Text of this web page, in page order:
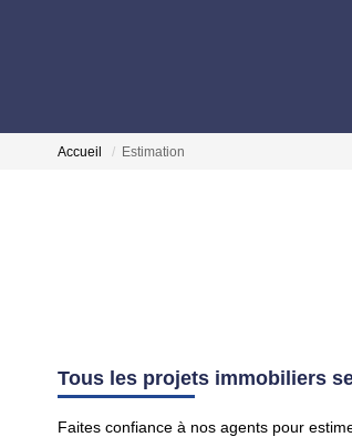
Accueil Estimation
Tous les projets immobiliers
Faites confiance à nos agents pour